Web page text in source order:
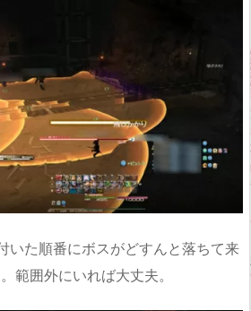
いた順番にボスがどすんと落ちて来
範囲外にいれば大丈夫。